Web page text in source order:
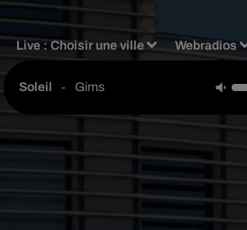
Live :Choisir une ville Webradios
Soleil - Gims